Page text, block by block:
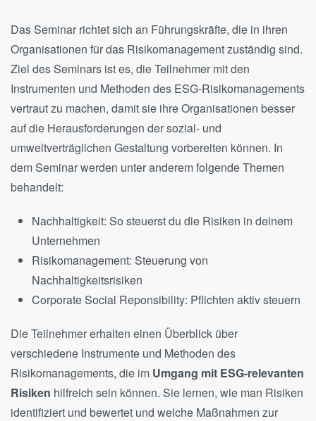
Das Seminar richtet sich an Führungskräfte, die in ihren
Organisationen für das Risikomanagement zuständig sind.
Ziel des Seminars ist es, die Teilnehmer mit den
Instrumenten und Methoden des ESG-Risikomanagements
vertraut zu machen, damit sie ihre Organisationen besser
auf die Herausforderungen der sozial- und
umweltverträglichen Gestaltung vorbereiten können. In
dem Seminar werden unter anderem folgende Themen
behandelt:
Nachhaltigkeit: So steuerst du die Risiken in deinem
Unternehmen
Risikomanagement: Steuerung von
Nachhaltigkeitsrisiken
Corporate Social Reponsibility: Pflichten aktiv steuern
Die Teilnehmer erhalten einen Überblick über
verschiedene Instrumente und Methoden des
Risikomanagements, die im Umgang mit ESG-relevanten
Risiken hilfreich sein können. Sie lernen, wie man Risiken
identifiziert und bewertet und welche Maßnahmen zur